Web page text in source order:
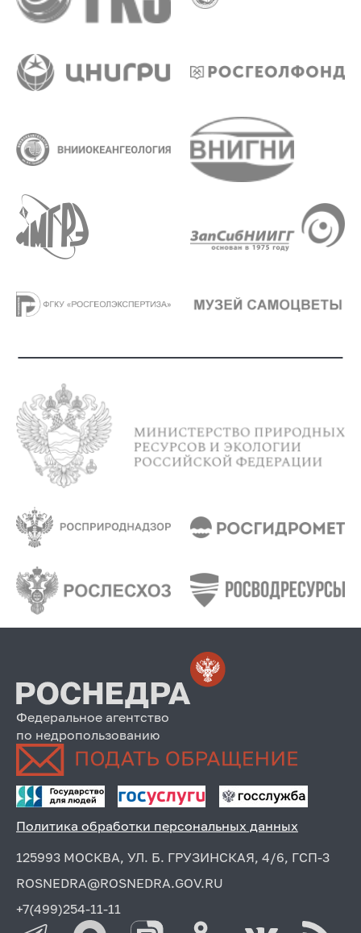
Федеральное агентство
по недропользованию
Политика обработки персональных данных
125993 МОСКВА, УЛ. Б. ГРУЗИНСКАЯ, 4/6, ГСП-3
ROSNEDRA@ROSNEDRA.GOV.RU
+7(499)254-11-11